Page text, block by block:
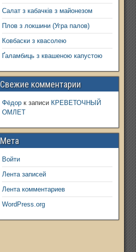
Салат з кабачків з майонезом
Плов з локшини (Угра палов)
Ковбаски з квасолею
Ґаламбиць з квашеною капустою
Свежие комментарии
Фёдорк записи КРЕВЕТОЧНЫЙ
ОМЛЕТ
Мета
Войти
Лента записей
Лента комментариев
WordPress.org